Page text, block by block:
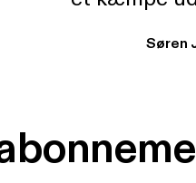
ikke andet
Søren